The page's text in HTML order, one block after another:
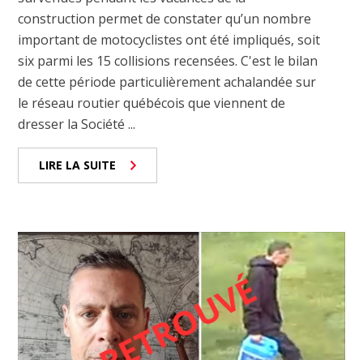
construction permet de constater qu’un nombre
important de motocyclistes ont été impliqués, soit
six parmi les 15 collisions recensées. C'est le bilan
de cette période particulièrement achalandée sur
le réseau routier québécois que viennent de
dresser la Société ...
LIRE LA SUITE